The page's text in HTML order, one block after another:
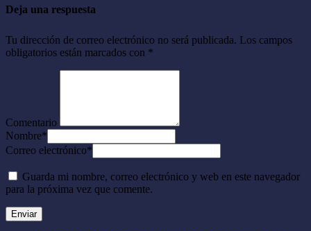
Deja una respuesta
Tu dirección de correo electrónico no será publicada. Los campos
obligatorios están marcados con *
Comentario
Nombre*
Correo electrónico*
Guarda mi nombre, correo electrónico y web en este navegador
para la próxima vez que comente.